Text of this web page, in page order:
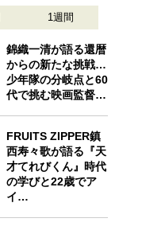
1週間
錦織一清が語る還暦
からの新たな挑戦…
少年隊の分岐点と60
代で挑む映画監督…
FRUITS ZIPPER鎮
西寿々歌が語る『天
才てれびくん』時代
の学びと22歳でア
イ…